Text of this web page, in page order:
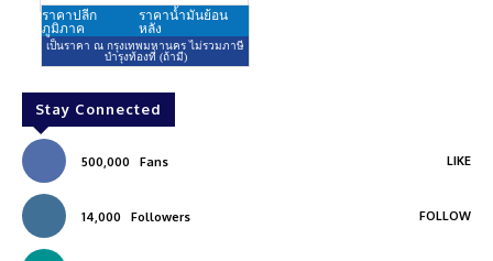
Stay Connected
500,000 Fans LIKE
14,000 Followers FOLLOW